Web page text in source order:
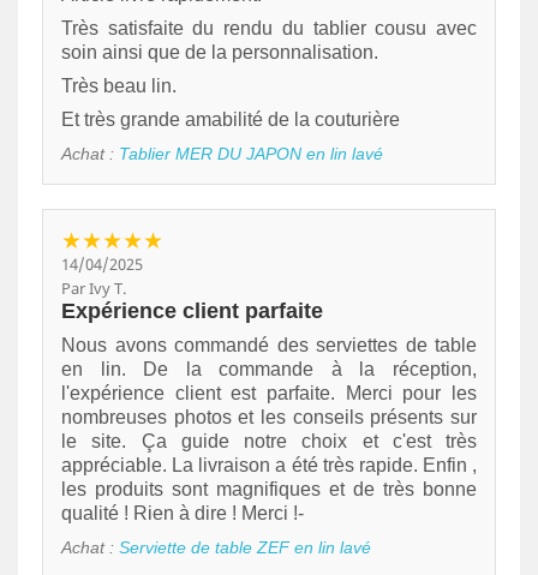
Très satisfaite du rendu du tablier cousu avec
soin ainsi que de la personnalisation.
Très beau lin.
Et très grande amabilité de la couturière
Achat : Tablier MER DU JAPON en lin lavé
★★★★★
14/04/2025
Par Ivy T.
Expérience client parfaite
Nous avons commandé des serviettes de table
en lin. De la commande à la réception,
l'expérience client est parfaite. Merci pour les
nombreuses photos et les conseils présents sur
le site. Ça guide notre choix et c'est très
appréciable. La livraison a été très rapide. Enfin ,
les produits sont magnifiques et de très bonne
qualité ! Rien à dire ! Merci !-
Achat : Serviette de table ZEF en lin lavé